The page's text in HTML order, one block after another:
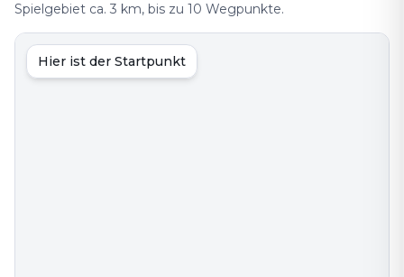
Spielgebiet ca. 3 km, bis zu 10 Wegpunkte.
Hier ist der Startpunkt